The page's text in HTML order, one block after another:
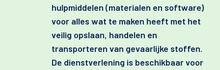
hulpmiddelen (materialen en software)
voor alles wat te maken heeft met het
veilig opslaan, handelen en
transporteren van gevaarlijke stoffen.
De dienstverlening is beschikbaar voor